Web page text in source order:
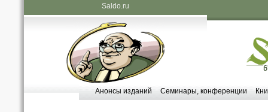
Saldo.ru
Анонсы изданий Семинары, конференции